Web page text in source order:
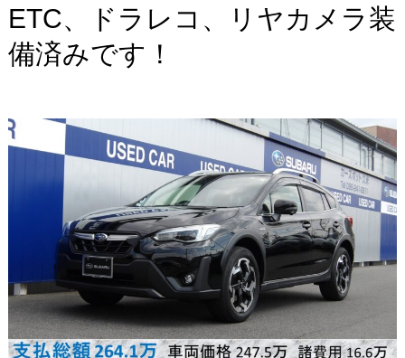
ETC、ドラレコ、リヤカメラ装
備済みです！